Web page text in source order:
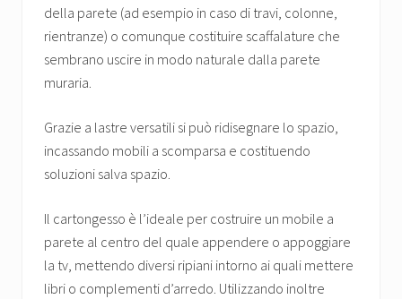
della parete (ad esempio in caso di travi, colonne,
rientranze) o comunque costituire scaffalature che
sembrano uscire in modo naturale dalla parete
muraria.
Grazie a lastre versatili si può ridisegnare lo spazio,
incassando mobili a scomparsa e costituendo
soluzioni salva spazio.
Il cartongesso è l’ideale per costruire un mobile a
parete al centro del quale appendere o appoggiare
la tv, mettendo diversi ripiani intorno ai quali mettere
libri o complementi d’arredo. Utilizzando inoltre